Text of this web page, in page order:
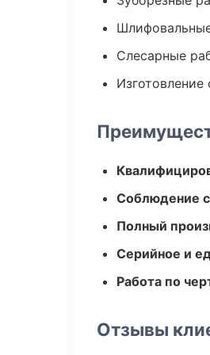
Слесарные
Изготовление
Соблюдение
Полный
Серийное и
Работа по
Отзывы